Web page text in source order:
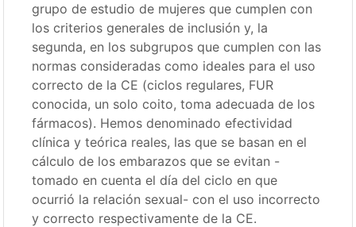
grupo de estudio de mujeres que cumplen con
los criterios generales de inclusión y, la
segunda, en los subgrupos que cumplen con las
normas consideradas como ideales para el uso
correcto de la CE (ciclos regulares, FUR
conocida, un solo coito, toma adecuada de los
fármacos). Hemos denominado efectividad
clínica y teórica reales, las que se basan en el
cálculo de los embarazos que se evitan -
tomado en cuenta el día del ciclo en que
ocurrió la relación sexual- con el uso incorrecto
y correcto respectivamente de la CE.